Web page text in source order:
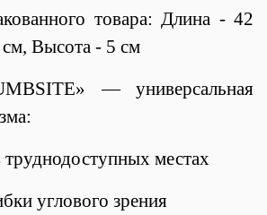
товара: Длина - 42
Высота - 5 см
— универсальная
труднодоступных местах
углового зрения